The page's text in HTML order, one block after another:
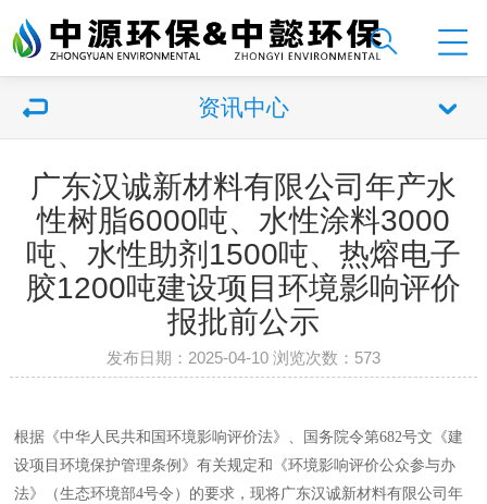
资讯中心
广东汉诚新材料有限公司年产水
性树脂6000吨、水性涂料3000
吨、水性助剂1500吨、热熔电子
胶1200吨建设项目环境影响评价
报批前公示
发布日期：2025-04-10 浏览次数： 573
根据《中华人民共和国环境影响评价法》、国务院令第682号文《建
设项目环境保护管理条例》有关规定和《环境影响评价公众参与办
法》（生态环境部4号令）的要求，现将广东汉诚新材料有限公司年